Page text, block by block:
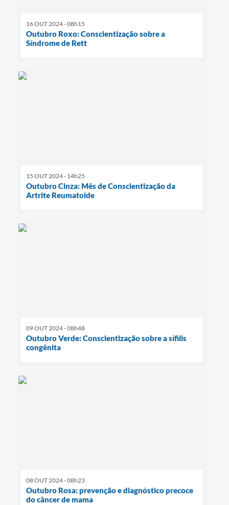
16 OUT 2024 - 08h15
Outubro Roxo: Conscientização sobre a
Síndrome de Rett
15 OUT 2024 - 14h25
Outubro Cinza: Mês de Conscientização da
Artrite Reumatoide
09 OUT 2024 - 08h48
Outubro Verde: Conscientização sobre a sífilis
congênita
08 OUT 2024 - 08h23
Outubro Rosa: prevenção e diagnóstico precoce
do câncer de mama